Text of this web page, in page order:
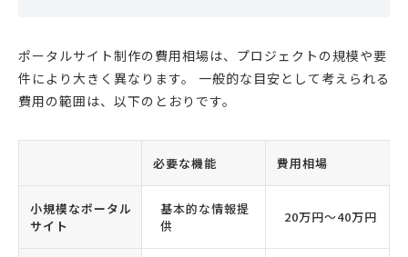
ポータルサイト制作の費用相場は、プロジェクトの規模や要
件により大きく異なります。 一般的な目安として考えられる
費用の範囲は、以下のとおりです。
必要な機能 費用相場
小規模なポータル
サイト
基本的な情報提
供
20万円〜40万円